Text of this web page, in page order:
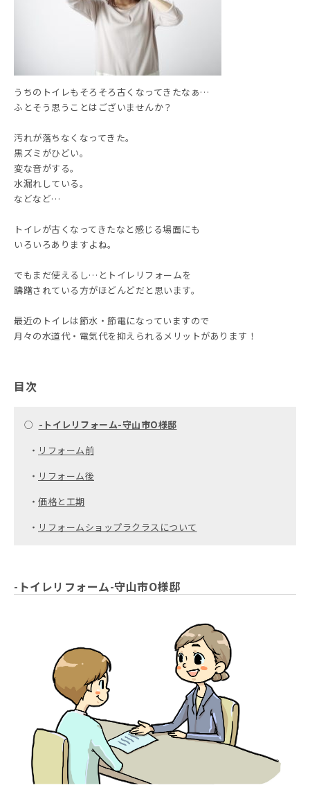
うちのトイレもそろそろ古くなってきたなぁ…
ふとそう思うことはございませんか？
汚れが落ちなくなってきた。
黒ズミがひどい。
変な音がする。
水漏れしている。
などなど…
トイレが古くなってきたなと感じる場面にも
いろいろありますよね。
でもまだ使えるし…とトイレリフォームを
躊躇されている方がほどんどだと思います。
最近のトイレは節水・節電になっていますので
月々の水道代・電気代を抑えられるメリットがあります！
目次
○ -トイレリフォーム-守山市O様邸
・ リフォーム前
・ リフォーム後
・ 価格と工期
・ リフォームショップラクラスについて
-トイレリフォーム-守山市O様邸